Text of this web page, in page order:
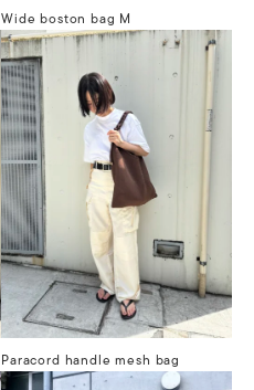
Wide boston bag M
Paracord handle mesh bag